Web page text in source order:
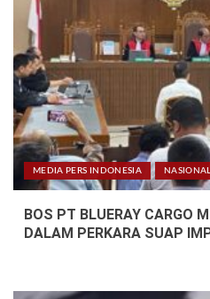
MEDIA PERS INDONESIA NASIONAL
BOS PT BLUERAY CARGO
DALAM PERKARA SUAP